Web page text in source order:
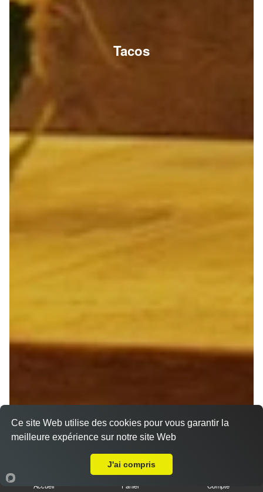
Tacos
Accueil Panier Compte
Ce site Web utilise des cookies pour vous garantir la
meilleure expérience sur notre site Web
J'ai compris